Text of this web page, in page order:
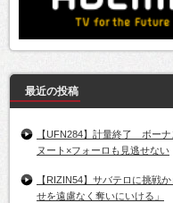
最近の投稿
【UFN284】計量終了 ボー
ヌート×フォーロも見逃せない
【RIZIN54】サバテロに挑戦
せを遠慮なく奪いにいける」